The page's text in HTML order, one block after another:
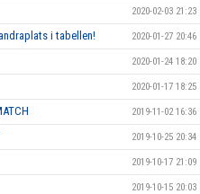
2020-02-03 21:23
i tabellen! 2020-01-27 20:46
2020-01-24 18:20
2020-01-17 18:25
2019-11-02 16:36
2019-10-25 20:34
2019-10-17 21:09
2019-10-15 20:03